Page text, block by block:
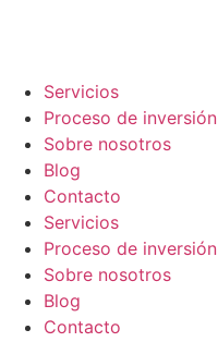
Servicios
Proceso de inversión
Sobre nosotros
Blog
Contacto
Servicios
Proceso de inversión
Sobre nosotros
Blog
Contacto